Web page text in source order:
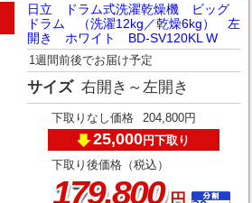
日立 ドラム式洗濯乾燥機 ビッグ
ドラム （洗濯12kg／乾燥6kg） 左
開き ホワイト BD-SV120KL W
1週間前後でお届け予定
サイズ 右開き～左開き
下取りなし価格 204,800円
25,000円下取り
下取り後価格（税込）
179,800